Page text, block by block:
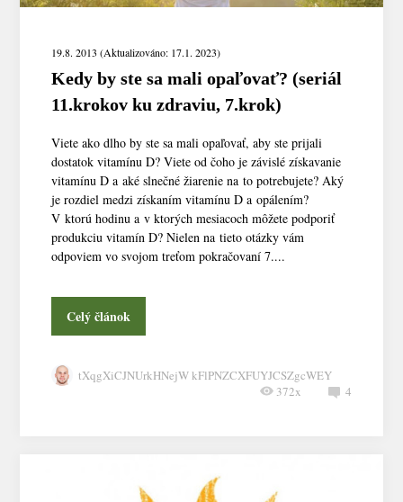
19.8. 2013 (Aktualizováno: 17.1. 2023)
Kedy by ste sa mali opaľovať? (seriál
11.krokov ku zdraviu, 7.krok)
Viete ako dlho by ste sa mali opaľovať, aby ste prijali
dostatok vitamínu D? Viete od čoho je závislé získavanie
vitamínu D a aké slnečné žiarenie na to potrebujete? Aký
je rozdiel medzi získaním vitamínu D a opálením?
V ktorú hodinu a v ktorých mesiacoch môžete podporiť
produkciu vitamín D? Nielen na tieto otázky vám
odpoviem vo svojom treťom pokračovaní 7....
Celý článok
tXqgXiCJNUrkHNejW kFlPNZCXFUYJCSZgcWEY
4
372x